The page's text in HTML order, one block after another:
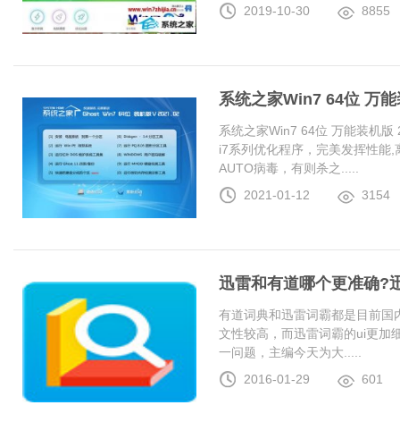
2019-10-30
8855
系统之家Win7 64位 万
系统之家Win7 64位 万能装机
i7系列优化程序，完美发挥性能
AUTO病毒，有则杀之.....
2021-01-12
3154
迅雷和有道哪个更准确?
有道词典和迅雷词霸都是目前
文性较高，而迅雷词霸的ui更加
一问题，主编今天为大.....
2016-01-29
601